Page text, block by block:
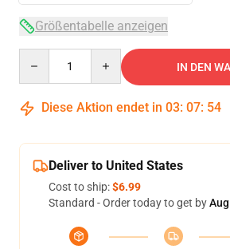
Größentabelle anzeigen
IN DEN
Diese Aktion endet in 03: 07: 53
Deliver to United States
Cost to ship:$6.99
Standard - Order today to get by